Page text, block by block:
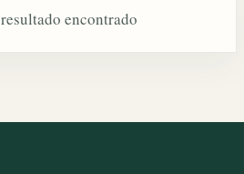
encontrado